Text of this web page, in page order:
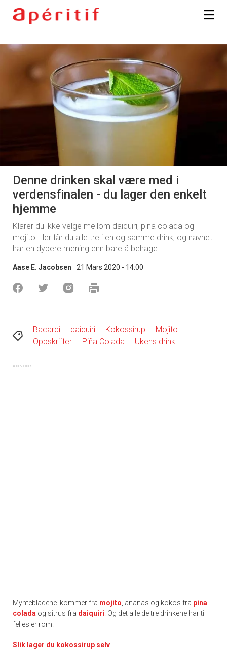
Denne drinken skal være med i
verdensfinalen - du lager den enkelt
hjemme
Klarer du ikke velge mellom daiquiri, pina colada og
mojito! Her får du alle tre i en og samme drink, og navnet
har en dypere mening enn bare å behage.
Aase E. Jacobsen 21 Mars 2020 - 14:00
Bacardi daiquiri Kokossirup
Mojito
Oppskrifter
Piña Colada Ukens drink
Myntebladene kommer fra mojito , ananas og kokos fra pina
colada og sitrus fra daiquiri . Og det alle de tre drinkene har til
felles er rom.
Slik lager du kokossirup selv